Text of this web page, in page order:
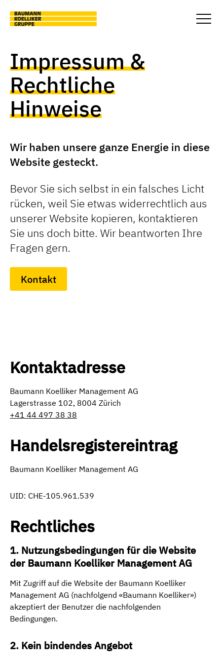
Impressum &
Rechtliche
Hinweise
Wir haben unsere ganze Energie in diese
Website gesteckt.
Bevor Sie sich selbst in ein falsches Licht
rücken, weil Sie etwas widerrechtlich aus
unserer Website kopieren, kontaktieren
Sie uns doch bitte. Wir beantworten Ihre
Fragen gern.
Kontakt
Kontaktadresse
Baumann Koelliker Management AG
Lagerstrasse 102, 8004 Zürich
+41 44 497 38 38
Handelsregistereintrag
Baumann Koelliker Management AG
UID: CHE-105.961.539
Rechtliches
1. Nutzungsbedingungen für die Website
derBaumann Koelliker Management AG
Mit Zugriff auf die Website der Baumann Koelliker
Management AG (nachfolgend «Baumann Koelliker»)
akzeptiert der Benutzer die nachfolgenden
Bedingungen.
2. Kein bindendes Angebot